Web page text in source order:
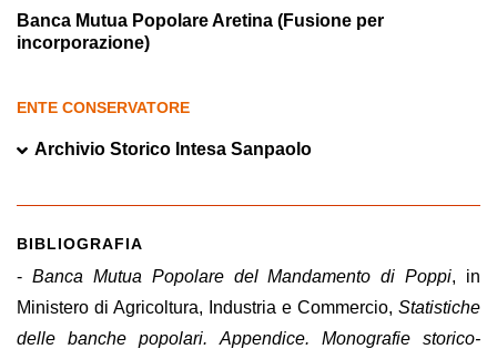
Banca Mutua Popolare Aretina (Fusione per
incorporazione)
ENTE CONSERVATORE
Archivio Storico Intesa Sanpaolo
BIBLIOGRAFIA
- Banca Mutua Popolare del Mandamento di Poppi, in
Ministero di Agricoltura, Industria e Commercio, Statistiche
delle banche popolari. Appendice. Monografie storico-